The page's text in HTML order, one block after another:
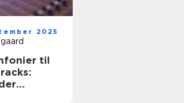
2025
til